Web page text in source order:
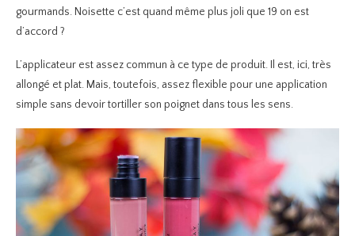
gourmands. Noisette c’est quand même plus joli que 19 on est
d’accord ?
L’applicateur est assez commun à ce type de produit. Il est, ici, très
allongé et plat. Mais, toutefois, assez flexible pour une application
simple sans devoir tortiller son poignet dans tous les sens.